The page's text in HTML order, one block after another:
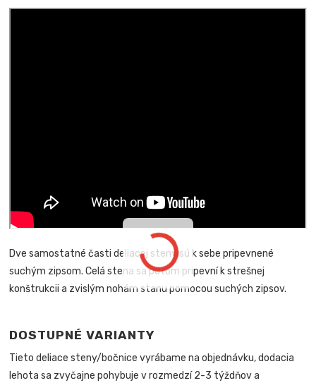
Dve samostatné časti deliacej steny sú k sebe pripevnené
suchým zipsom. Celá stena sa potom pripevní k strešnej
konštrukcii a zvislým nohám stanu pomocou suchých zipsov.
DOSTUPNÉ VARIANTY
Tieto deliace steny/bočnice vyrábame na objednávku, dodacia
lehota sa zvyčajne pohybuje v rozmedzí 2-3 týždňov a